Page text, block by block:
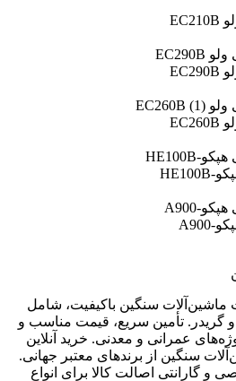
سنگین باکیفیت، شامل
سریع، قیمت مناسب و
و معدنی. خرید آنلاین
برندهای معتبر جهانی.
کالا برای انواع